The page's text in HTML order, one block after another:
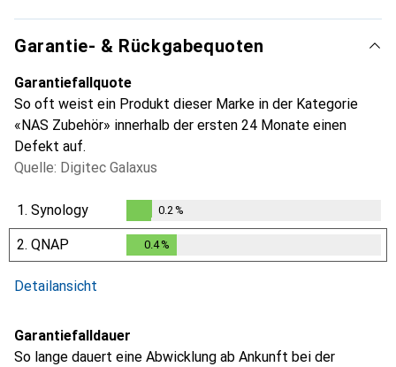
Garantie- & Rückgabequoten
Garantiefallquote
So oft weist ein Produkt dieser Marke in der Kategorie
«NAS Zubehör» innerhalb der ersten 24 Monate einen
Defekt auf.
Quelle: Digitec Galaxus
1. Synology
0.2%
0.2%
2. QNAP 0.4%
Detailansicht
Garantiefalldauer
So lange dauert eine Abwicklung ab Ankunft bei der